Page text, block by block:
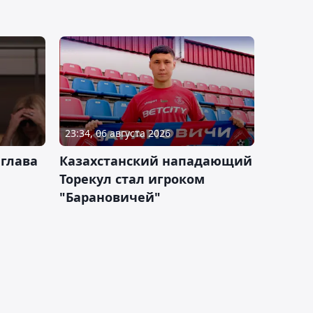
23:34, 06 августа 2026
Казахстанский нападающий
Торекул стал игроком
"Барановичей"